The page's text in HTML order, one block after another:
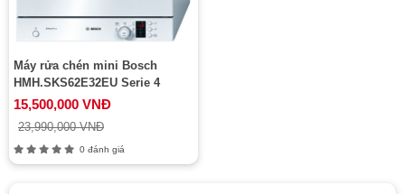
Máy rửa chén mini Bosch
HMH.SKS62E32EU Serie 4
15,500,000 VNĐ
23,990,000 VNĐ
0 đánh giá